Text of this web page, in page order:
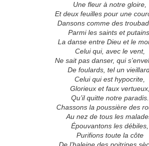
Une fleur à notre gloire,
Et deux feuilles pour une
Dansons comme des
Parmi les saints et putains,
La danse entre Dieu et le
Celui qui, avec le vent,
Ne sait pas danser, qui
De foulards, tel un
Celui qui est hypocrite,
Glorieux et faux vertueux,
Qu’il quitte notre paradis.
Chassons la poussière des
Au nez de tous les
Épouvantons les débiles,
Purifions toute la côte